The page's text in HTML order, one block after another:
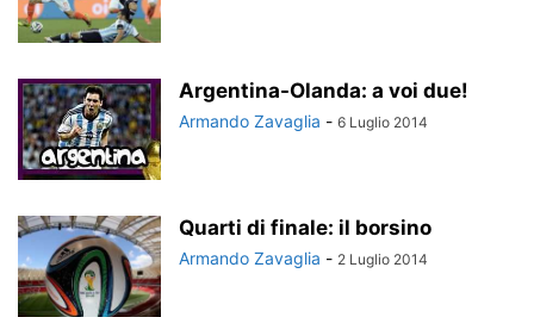
Argentina-Olanda: a voi due!
Armando Zavaglia - 6 Luglio 2014
Quarti di finale: il borsino
Armando Zavaglia - 2 Luglio 2014